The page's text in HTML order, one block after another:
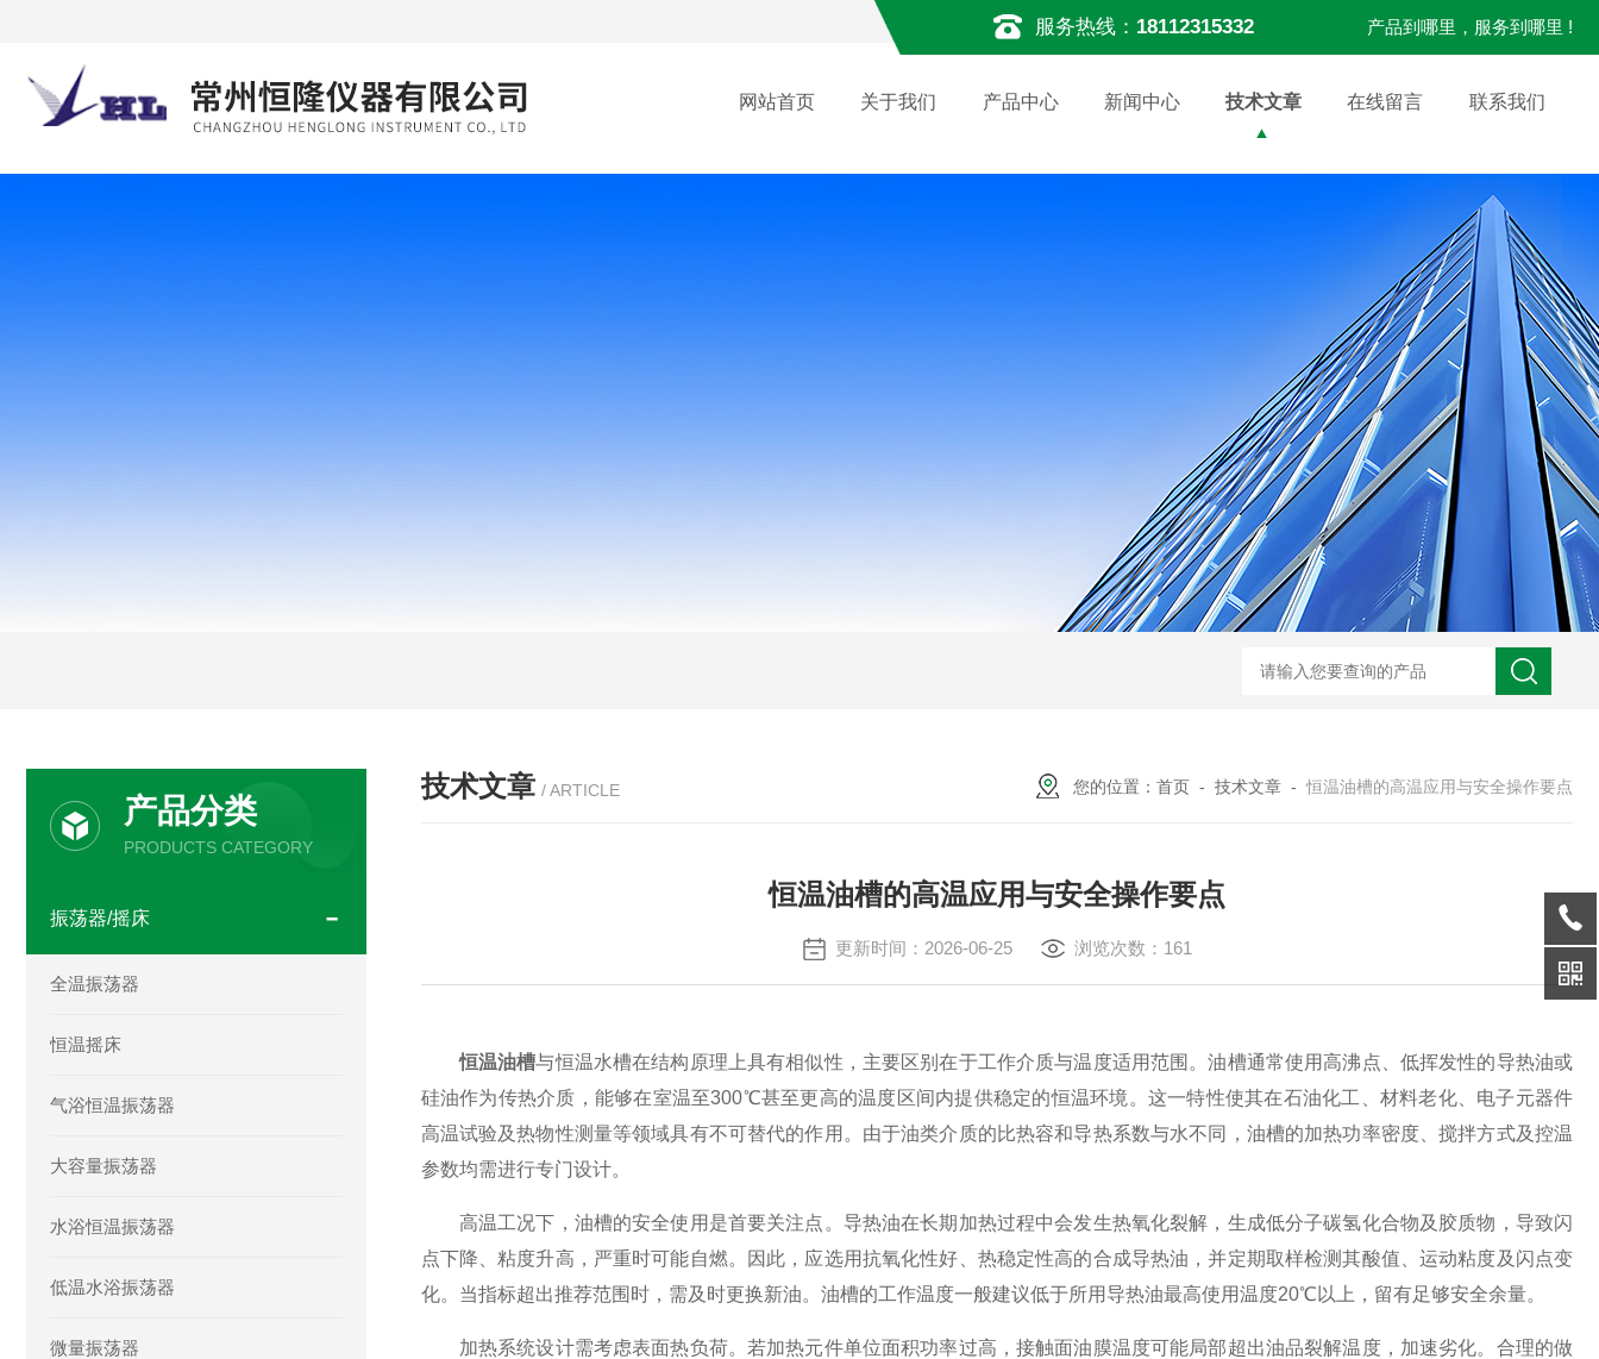
服务热线： 18112315332 产品到哪里，服务到哪里 !
网站首页 关于我们 产品中心 新闻中心 技术文章 在线留言 联系我们
技术文章 / ARTICLE 您的位置： 首页 - 技术文章 -恒温油槽的高温应用与安全操作要点
恒温油槽的高温应用与安全操作要点
更新时间：2026-06-25 浏览次数：161
恒温油槽与恒温水槽在结构原理上具有相似性，主要区别在于工作介质与温度适用范围。油槽通常使用高沸点、低挥发性的导热油或
硅油作为传热介质，能够在室温至300℃甚至更高的温度区间内提供稳定的恒温环境。这一特性使其在石油化工、材料老化、电子元器件
高温试验及热物性测量等领域具有不可替代的作用。由于油类介质的比热容和导热系数与水不同，油槽的加热功率密度、搅拌方式及控温
参数均需进行专门设计。
高温工况下，油槽的安全使用是首要关注点。导热油在长期加热过程中会发生热氧化裂解，生成低分子碳氢化合物及胶质物，导致闪
点下降、粘度升高，严重时可能自燃。因此，应选用抗氧化性好、热稳定性高的合成导热油，并定期取样检测其酸值、运动粘度及闪点变
化。当指标超出推荐范围时，需及时更换新油。油槽的工作温度一般建议低于所用导热油最高使用温度20℃以上，留有足够安全余量。
加热系统设计需考虑表面热负荷。若加热元件单位面积功率过高，接触面油膜温度可能局部超出油品裂解温度，加速劣化。合理的做
产品分类
PRODUCTS CATEGORY
振荡器/摇床
全温振荡器
恒温摇床
气浴恒温振荡器
大容量振荡器
水浴恒温振荡器
低温水浴振荡器
微量振荡器